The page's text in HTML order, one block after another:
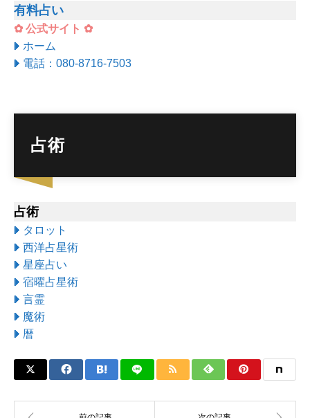
有料占い
✿ 公式サイト ✿
ホーム
電話：080-8716-7503
占術
占術
タロット
西洋占星術
星座占い
宿曜占星術
言霊
魔術
暦